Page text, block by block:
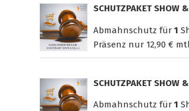
SCHUTZPAKET SHOW
Abmahnschutz für 1
Präsenz nur 12,90 €
SCHUTZPAKET SHOW
Abmahnschutz für 1